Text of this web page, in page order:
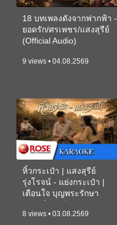
18 บทเพลงดังจากฟากฟ้า -
ยอดรัก/ศรเพชร/แสงสุรีย์
(Official Audio)
9 views • 04.08.2569
หิ้วกระเป๋า | แสงสุรีย์
รุ่งโรจน์ - แย่งกระเป๋า |
เตือนใจ บุญพระรักษา
8 views • 03.08.2569